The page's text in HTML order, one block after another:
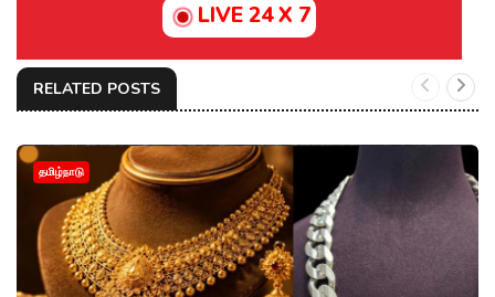
LIVE 24 X 7
RELATED POSTS
தமிழ்நாடு